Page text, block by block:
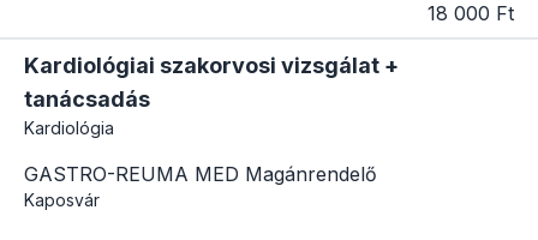
18 000 Ft
Kardiológiai szakorvosi vizsgálat +
tanácsadás
Kardiológia
GASTRO-REUMA MED Magánrendelő
Kaposvár